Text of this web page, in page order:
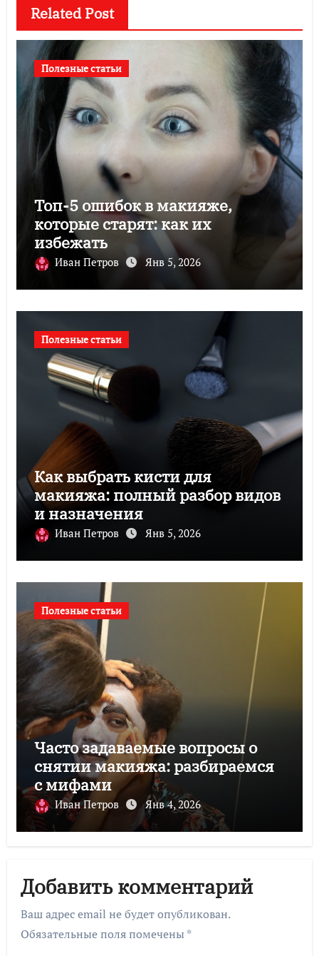
Related Post
Полезные статьи
Топ-5 ошибок в макияже,
которые старят: как их
избежать
Иван Петров Янв 5, 2026
Полезные статьи
Как выбрать кисти для
макияжа: полный разбор видов
и назначения
Иван Петров Янв 5, 2026
Полезные статьи
Часто задаваемые вопросы о
снятии макияжа: разбираемся
с мифами
Иван Петров Янв 4, 2026
Добавить комментарий
Ваш адрес email не будет опубликован.
Обязательные поля помечены *